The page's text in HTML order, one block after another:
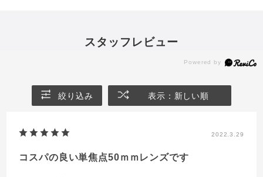
スタッフレビュー
絞り込み 表示：新しい順
2022.3.29
コスパの良い単焦点50ｍｍレンズです